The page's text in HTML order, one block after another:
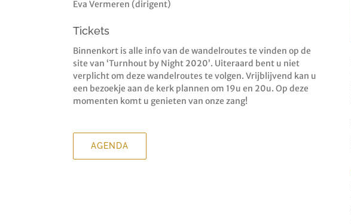
Eva Vermeren (dirigent)
Tickets
Binnenkort is alle info van de wandelroutes te vinden op de
site van ‘Turnhout by Night 2020’. Uiteraard bent u niet
verplicht om deze wandelroutes te volgen. Vrijblijvend kan u
een bezoekje aan de kerk plannen om 19u en 20u. Op deze
momenten komt u genieten van onze zang!
AGENDA